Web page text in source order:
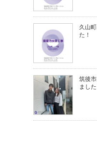
久山
た！
筑後
ました